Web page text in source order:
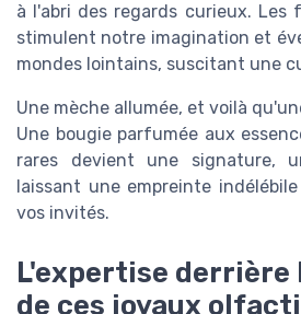
à l'abri des regards curieux. Les
stimulent notre imagination et
mondes lointains, suscitant une
Une mèche allumée, et voilà
Une bougie parfumée aux
rares devient une signature,
laissant une empreinte
vos invités.
L'expertise derrière
de ces joyaux